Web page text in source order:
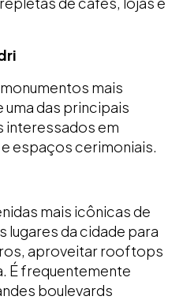
mais
das principais
interessados em
espaços cerimoniais.
mais icônicas de
lugares da cidade para
aproveitar rooftops
É frequentemente
boulevards